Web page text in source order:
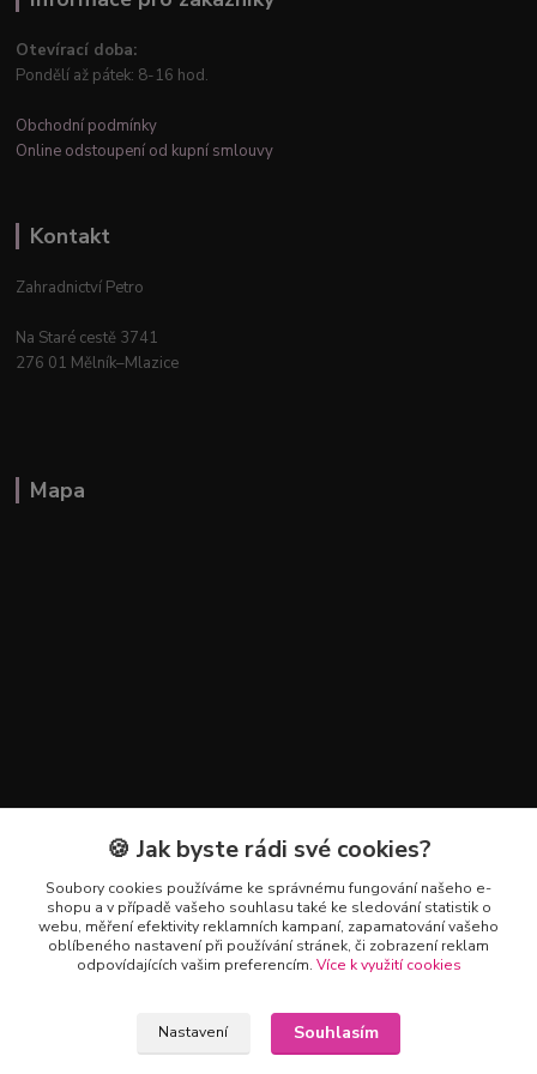
Otevírací doba:
Pondělí až pátek: 8-16 hod.
Obchodní podmínky
Online odstoupení od kupní smlouvy
Kontakt
Zahradnictví Petro
Na Staré cestě 3741
276 01 Mělník–Mlazice
Mapa
Kontakty
+420 602 223 614
info@zahradnictvipetro.cz
🍪 Jak byste rádi své cookies?
Soubory cookies používáme ke správnému fungování našeho e-
shopu a v případě vašeho souhlasu také ke sledování statistik o
webu, měření efektivity reklamních kampaní, zapamatování vašeho
oblíbeného nastavení při používání stránek, či zobrazení reklam
odpovídajících vašim preferencím. Více k využití cookies
Nastavení Souhlasím